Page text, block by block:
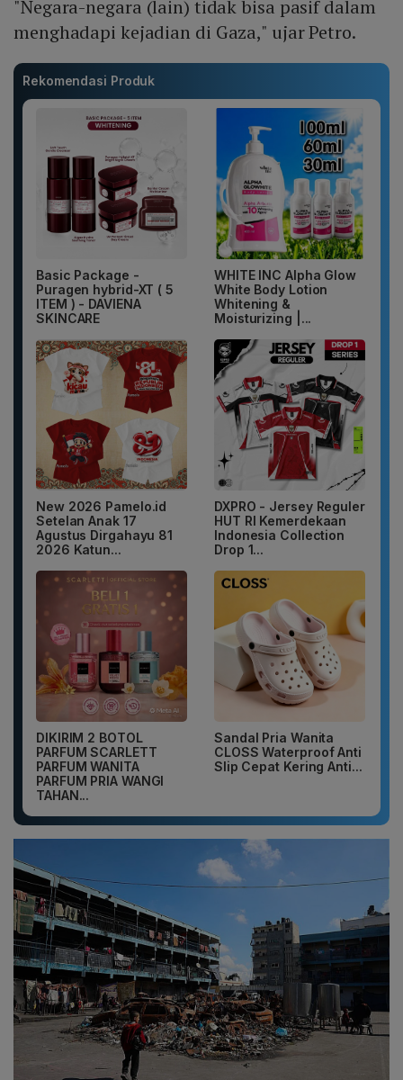
"Negara-negara (lain) tidak bisa pasif dalam
menghadapi kejadian di Gaza," ujar Petro.
Rekomendasi Produk
Basic Package -
Puragen hybrid-XT ( 5
ITEM ) - DAVIENA
SKINCARE
WHITE INC Alpha Glow
White Body Lotion
Whitening &
Moisturizing |...
New 2026 Pamelo.id
Setelan Anak 17
Agustus Dirgahayu 81
2026 Katun...
DXPRO - Jersey Reguler
HUT RI Kemerdekaan
Indonesia Collection
Drop 1...
DIKIRIM 2 BOTOL
PARFUM SCARLETT
PARFUM WANITA
PARFUM PRIA WANGI
TAHAN...
Sandal Pria Wanita
CLOSS Waterproof Anti
Slip Cepat Kering Anti...